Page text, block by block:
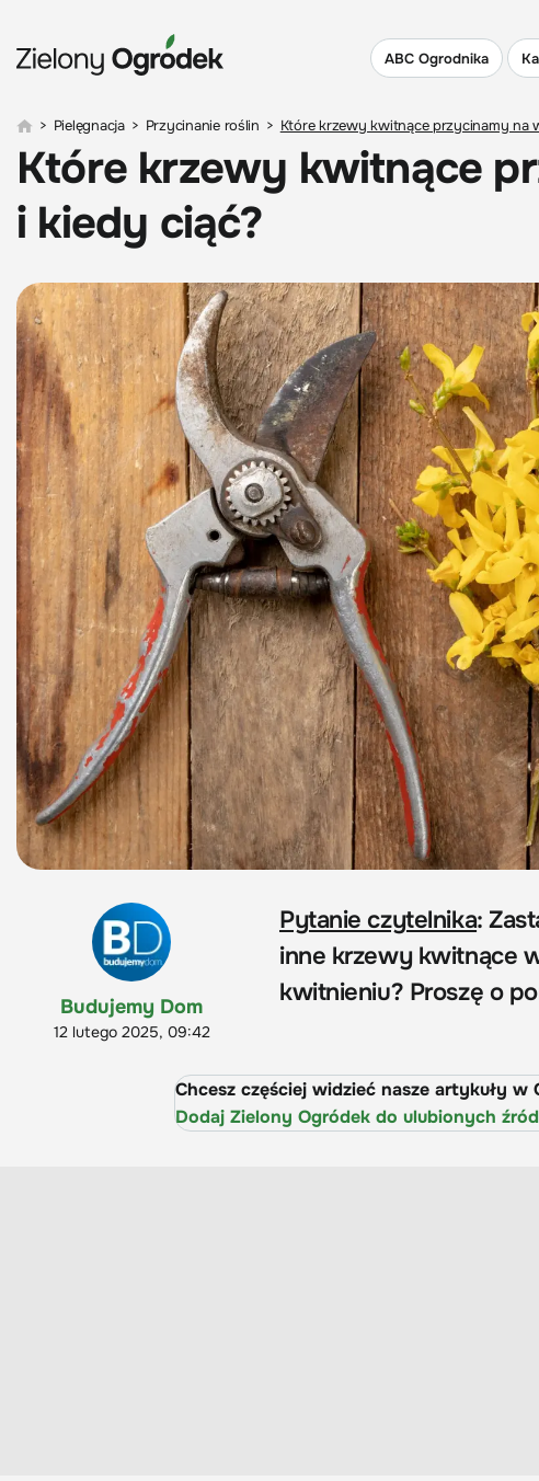
ABC Ogrodnika
> Pielęgnacja > Przycinanie roślin > Które krzewy kwitnące przycinamy na
Które krzewy kwitnące
i kiedy ciąć?
Budujemy Dom
12 lutego 2025, 09:42
Pytanie czytelnika:
inne krzewy kwitnące
kwitnieniu? Proszę o
Chcesz częściej widzieć nasze artykuły w
Dodaj Zielony Ogródek do ulubionych